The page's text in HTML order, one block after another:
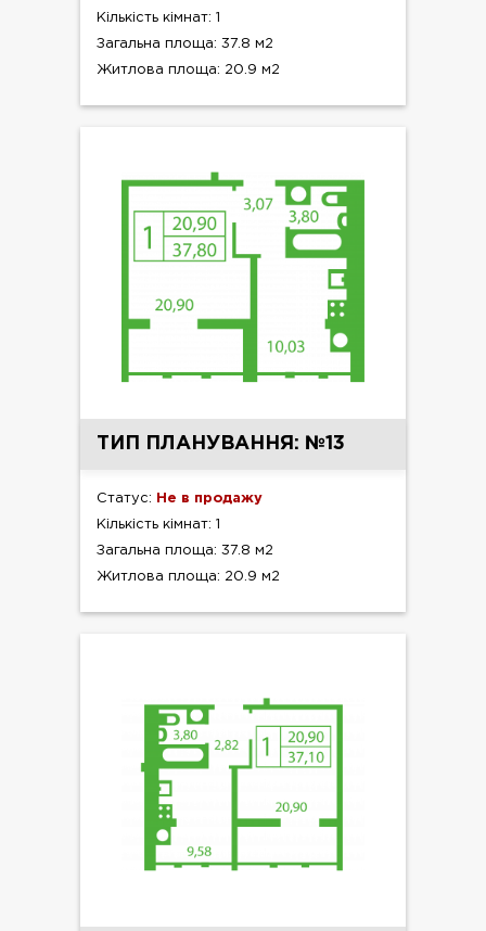
Кількість кімнат: 1
Загальна площа: 37.8 м2
Житлова площа: 20.9 м2
ТИП ПЛАНУВАННЯ: №13
Статус: Не в продажу
Кількість кімнат: 1
Загальна площа: 37.8 м2
Житлова площа: 20.9 м2